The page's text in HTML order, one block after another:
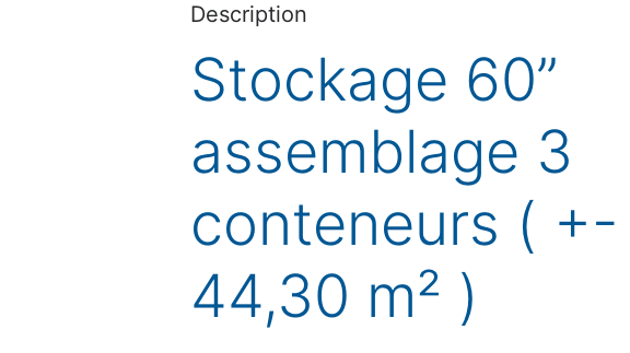
Prénom
Que recherchez-vous ?
Description
Stockage 60”
assemblage 3
conteneurs ( +-
44,30 m² )